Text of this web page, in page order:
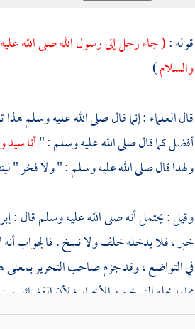
قوله :( جاء رجل إلى رسول الله صلى الله
والسلام)
قال العلماء : إنما قال صلى الله عليه وسلم
أفضل كما قال صلى الله عليه وسلم : "أنا سيد
ولهذا قال صلى الله عليه وسلم : " ولا فخر "
وقيل : يحتمل أنه صلى الله عليه وسلم قال :
خبر ، فلا يدخله خلف ولا نسخ . فالجواب أنه
في التواضع ، وقد جزم صاحب التحرير بمعنى
مما يدخله النسخ من الأخبار ؛ لأن الفضائل
هذا جوازالتفاضل بين الأنبياءصلوات الله